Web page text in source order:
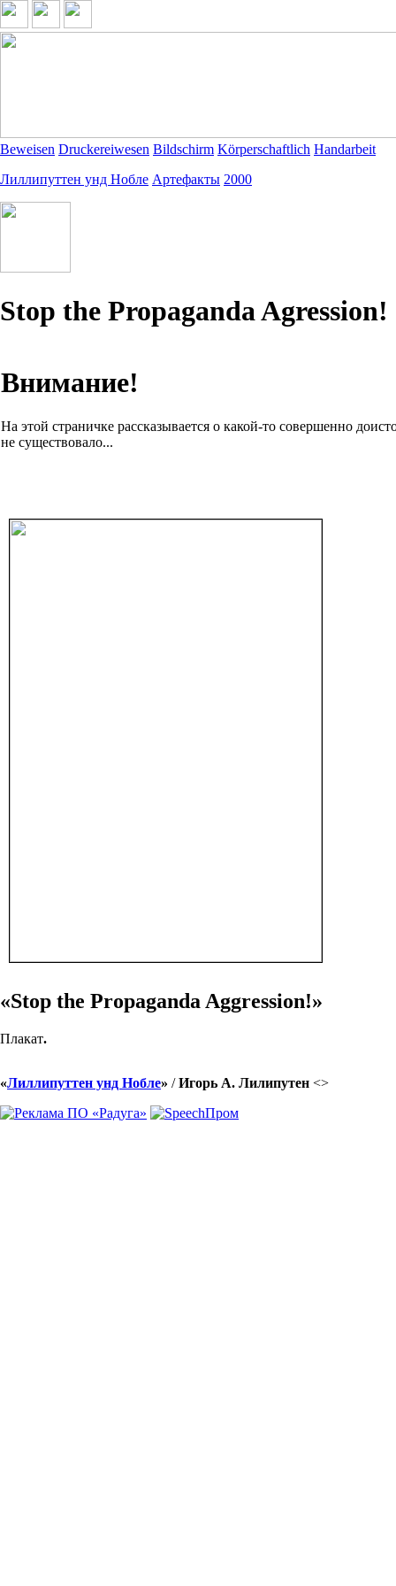
Beweisen Druckereiwesen Bildschirm Körperschaftlich Handarbeit
Лиллипуттен унд Нобле Артефакты 2000
Stop the Propaganda Agression!
Внимание!
На этой страничке рассказывается о какой-то совершенно
не существовало...
«Stop the Propaganda Aggression!»
Плакат.
«Лиллипуттен унд Нобле» /Игорь А. Лилипутен <>